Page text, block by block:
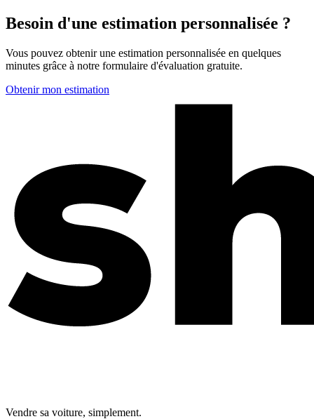
Besoin d'une estimation personnalisée ?
Vous pouvez obtenir une estimation personnalisée en quelques
minutes grâce à notre formulaire d'évaluation gratuite.
Obtenir mon estimation
Vendre sa voiture, simplement.